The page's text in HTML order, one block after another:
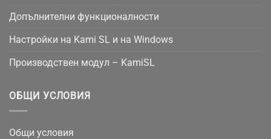
Допълнителни функционалности
Настройки на Kami SL и на Windows
Производствен модул – KamiSL
ОБЩИ УСЛОВИЯ
Общи условия